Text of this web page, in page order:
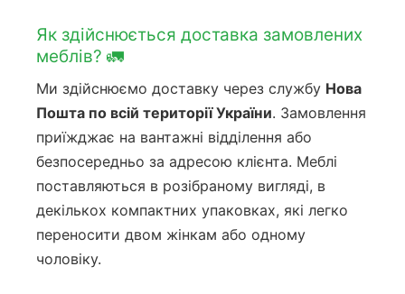
Як здійснюється доставка замовлених
меблів? 🚛
Ми здійснюємо доставку через службу Нова
Пошта по всій території України. Замовлення
приїжджає на вантажні відділення або
безпосередньо за адресою клієнта. Меблі
поставляються в розібраному вигляді, в
декількох компактних упаковках, які легко
переносити двом жінкам або одному
чоловіку.